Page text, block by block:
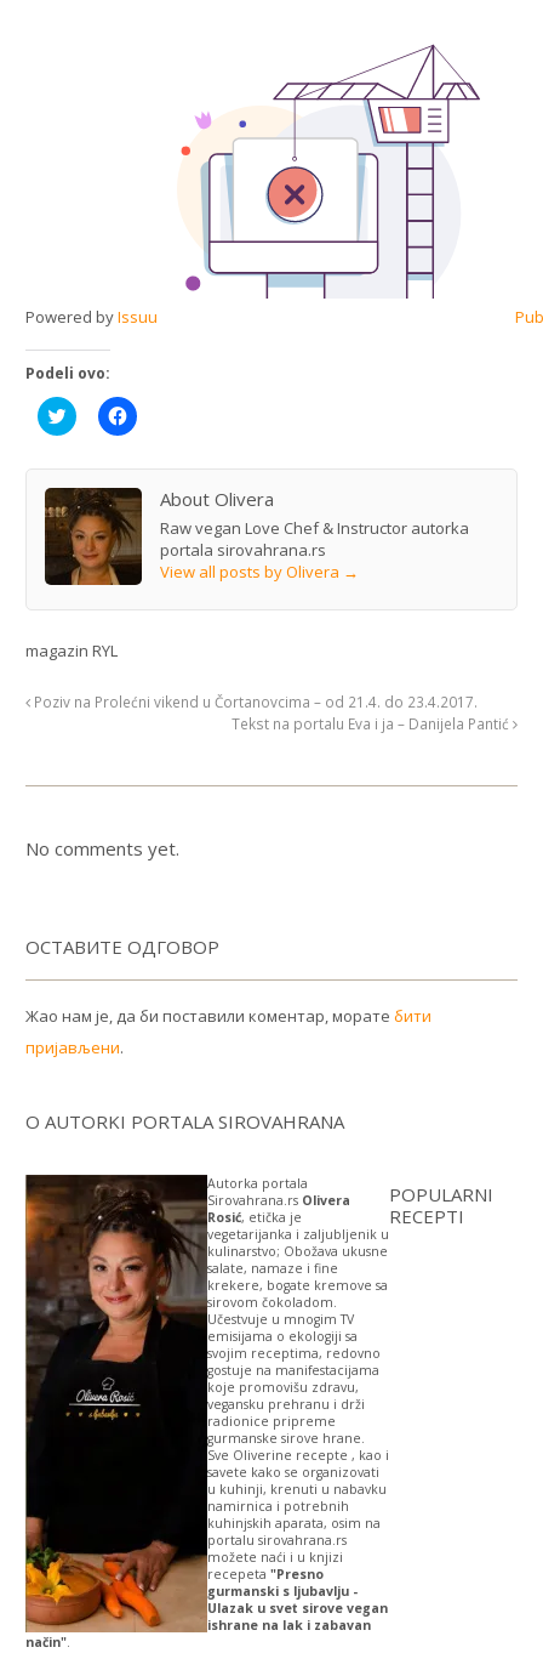
Powered byIssuu
Podeli ovo:
Click
to
(Opens
in
new
window)
Click
to
(Opens
in
new
window)
About Olivera
Raw vegan Love Chef & Instructor autorka
portala sirovahrana.rs
View all posts by Olivera →
magazin RYL
Poziv na Prolećni vikend u Čortanovcima – od 21.4. do 23.4.2017.
Tekst na portalu Eva i ja – Danijela Pantić
No comments yet.
ОСТАВИТЕ ОДГОВОР
Жао нам је, да би поставили коментар, морате бити
пријављени.
O AUTORKI PORTALA SIROVAHRANA
Autorka portala
Sirovahrana.rs Olivera
Rosić, etička je
vegetarijanka i zaljubljenik u
kulinarstvo; Obožava ukusne
salate, namaze i fine
krekere, bogate kremove sa
sirovom čokoladom.
Učestvuje u mnogim TV
emisijama o ekologiji sa
svojim receptima, redovno
gostuje na manifestacijama
koje promovišu zdravu,
vegansku prehranu i drži
radionice pripreme
gurmanske sirove hrane.
Sve Oliverine recepte , kao i
savete kako se organizovati
u kuhinji, krenuti u nabavku
namirnica i potrebnih
kuhinjskih aparata, osim na
portalu sirovahrana.rs
možete naći i u knjizi
recepeta"Presno
gurmanski s ljubavlju -
Ulazak u svet sirove vegan
ishrane na lak i zabavan
način".
POPULARNI
RECEPTI